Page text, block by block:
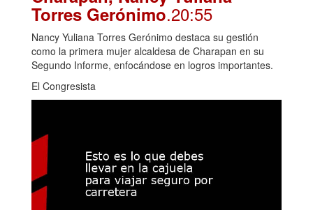
Torres Gerónimo.20:55
Nancy Yuliana Torres Gerónimo destaca su gestión
como la primera mujer alcaldesa de Charapan en su
Segundo Informe, enfocándose en logros importantes.
El Congresista